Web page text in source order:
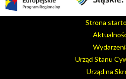
Strona
Urząd Stanu
Urząd na